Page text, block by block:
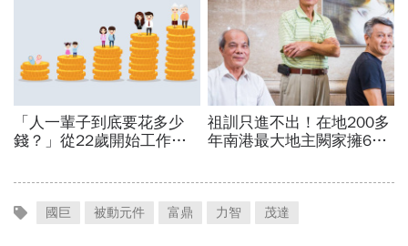
國巨 被動元件 富鼎 力智 茂達